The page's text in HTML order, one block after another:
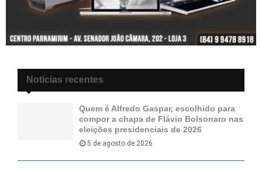
Notícias recentes
Quem é Alfredo Gaspar, escolhido para
compor a chapa de Flávio Bolsonaro nas
eleições presidenciais de 2026
5 de agosto de 2026